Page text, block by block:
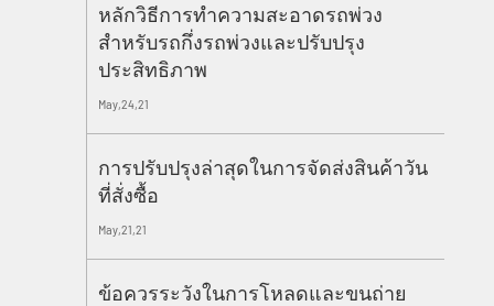
หลักวิธีการทำความสะอาดรถพ่วง
สำหรับรถกึ่งรถพ่วงและปรับปรุง
ประสิทธิภาพ
May,24,21
การปรับปรุงล่าสุดในการจัดส่งสินค้าวัน
ที่สั่งซื้อ
May,21,21
ข้อควรระวังในการโหลดและขนถ่าย